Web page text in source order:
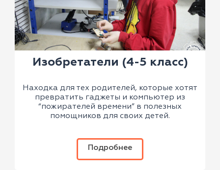
Изобретатели (4-5 класс)
Находка для тех родителей, которые хотят
превратить гаджеты и компьютер из
“пожирателей времени” в полезных
помощников для своих детей.
Подробнее